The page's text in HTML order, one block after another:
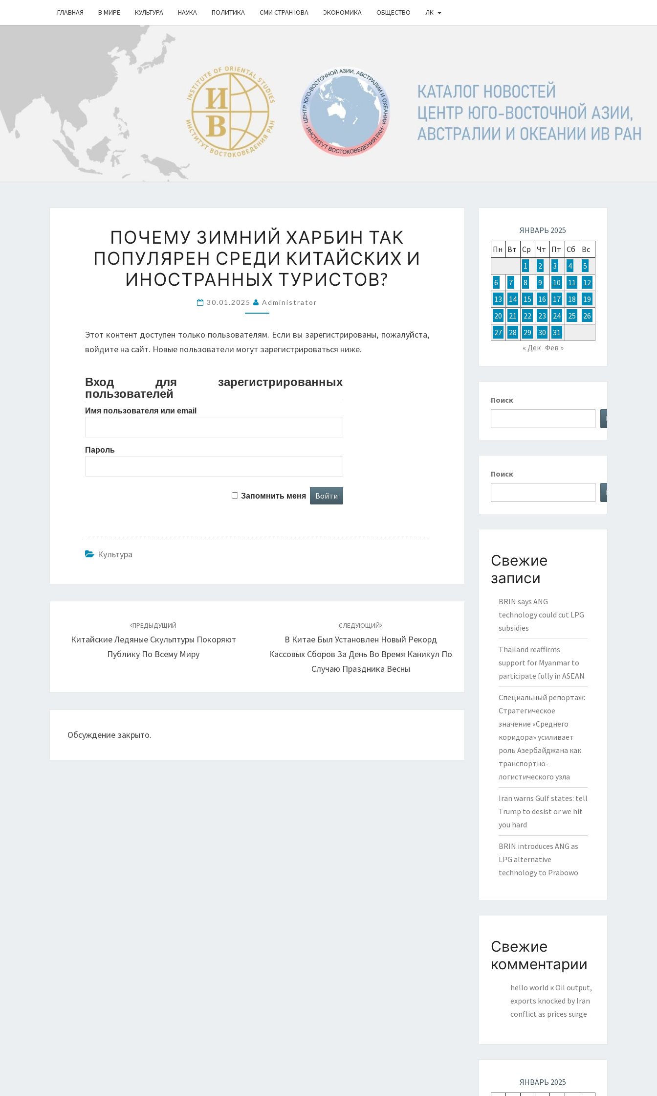
ГЛАВНАЯ В МИРЕ КУЛЬТУРА НАУКА ПОЛИТИКА СМИ СТРАН ЮВА ЭКОНОМИКА ОБЩЕСТВО ЛК
КАТАЛОГ
НОВОСТЕЙ
ВОСТОЧНОЙ
АЗИИ,
АВСТРАЛИИ
И ОКЕАНИИ
ИВ
РАН
ЗИМНИЙ
ХАРБИН
ТАК
ПОПУЛЯРЕН
СРЕДИ
КИТАЙСКИХ
ИНОСТРАННЫХ
ТУРИСТОВ?
ПОЧЕМУ ЗИМНИЙ ХАРБИН ТАК
ПОПУЛЯРЕН СРЕДИ КИТАЙСКИХ И
ИНОСТРАННЫХ ТУРИСТОВ?
30.01.2025 Administrator
Этот контент доступен только пользователям. Если вы зарегистрированы, пожалуйста,
войдите на сайт. Новые пользователи могут зарегистрироваться ниже.
Вход для зарегистрированных
пользователей
Имя пользователя или email
Пароль
Запомнить меня
Культура
записям
ПРЕДЫДУЩИЙ
Китайские Ледяные Скульптуры Покоряют
Публику По Всему Миру
СЛЕДУЮЩИЙ
В Китае Был Установлен Новый Рекорд
Кассовых Сборов За День Во Время Каникул По
Случаю Праздника Весны
Обсуждение закрыто.
ЯНВАРЬ 2025
Пн Вт Ср Чт Пт Сб
Вс
1
2 3 4
5
6
7 8 9 10 11
12
13
14 15 16 17 18
19
20
21 22 23 24 25
26
27
28 29 30
31
« Дек Фев »
Поиск
Поиск
Поиск
Поиск
Свежие
записи
BRIN says ANG
technology could cut LPG
subsidies
Thailand reaffirms
support for Myanmar to
participate fully in ASEAN
Специальный репортаж:
Стратегическое
значение «Среднего
коридора» усиливает
роль Азербайджана как
транспортно-
логистического узла
Iran warns Gulf states: tell
Trump to desist or we hit
you hard
BRIN introduces ANG as
LPG alternative
technology to Prabowo
Свежие
комментарии
hello world кOil output,
exports knocked by Iran
conflict as prices surge
ЯНВАРЬ 2025